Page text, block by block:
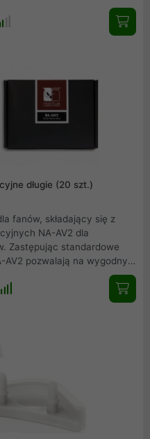
długie (20 szt.)
fanów, składający się z
NA-AV2 dla
Zastępując standardowe
pozwalają na wygodny,
wentylatorów.
zredukować odgłosy